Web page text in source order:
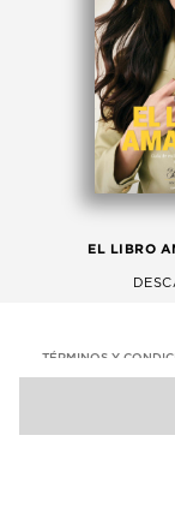
EL LIBRO
TÉRMINOS Y